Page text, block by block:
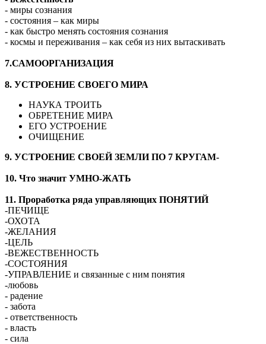
- миры сознания
- состояния – как миры
- как быстро менять состояния сознания
- космы и переживания – как себя из них вытаскивать
7.САМООРГАНИЗАЦИЯ
8. УСТРОЕНИЕ СВОЕГО МИРА
НАУКА ТРОИТЬ
ОБРЕТЕНИЕ МИРА
ЕГО УСТРОЕНИЕ
ОЧИЩЕНИЕ
9. УСТРОЕНИЕ СВОЕЙ ЗЕМЛИ ПО 7 КРУГАМ-
10. Что значит УМНО-ЖАТЬ
11. Проработка ряда управляющих ПОНЯТИЙ
-ПЕЧИЩЕ
-ОХОТА
-ЖЕЛАНИЯ
-ЦЕЛЬ
-ВЕЖЕСТВЕННОСТЬ
-СОСТОЯНИЯ
-УПРАВЛЕНИЕ и связанные с ним понятия
-любовь
- радение
- забота
- ответственность
- власть
- сила